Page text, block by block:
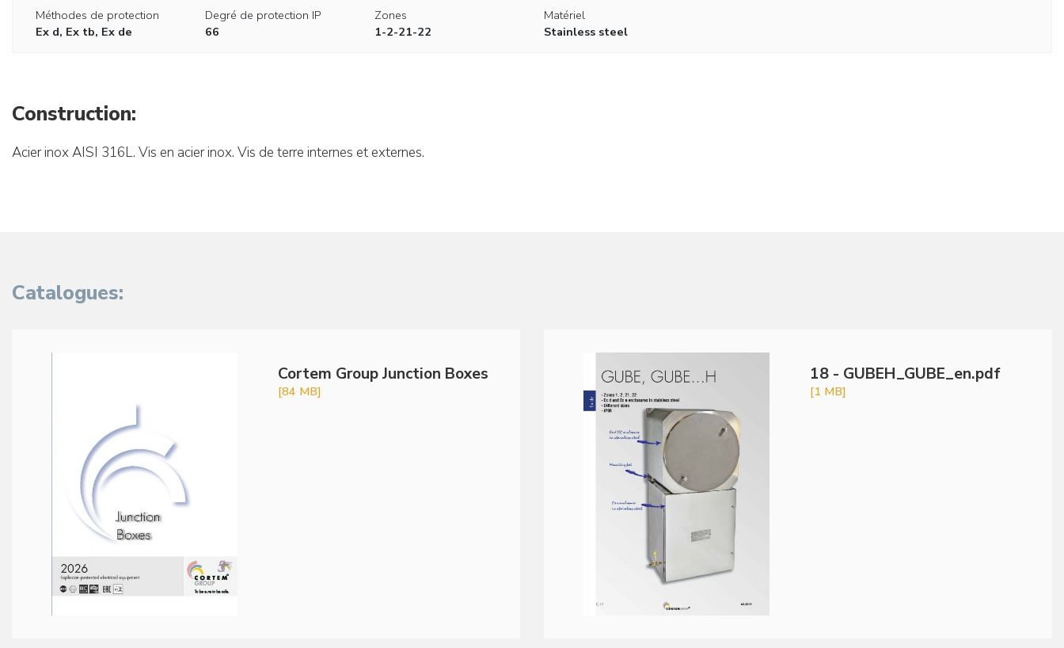
Méthodes de protection
Ex d, Ex tb, Ex de
Degré de protection IP
66
Zones
1-2-21-22
Matériel
Stainless steel
Construction:
Acier inox AISI 316L. Vis en acier inox. Vis de terre internes et externes.
Catalogues:
Cortem Group Junction Boxes
[84 MB]
18 - GUBEH_GUBE_en.pdf
[1 MB]